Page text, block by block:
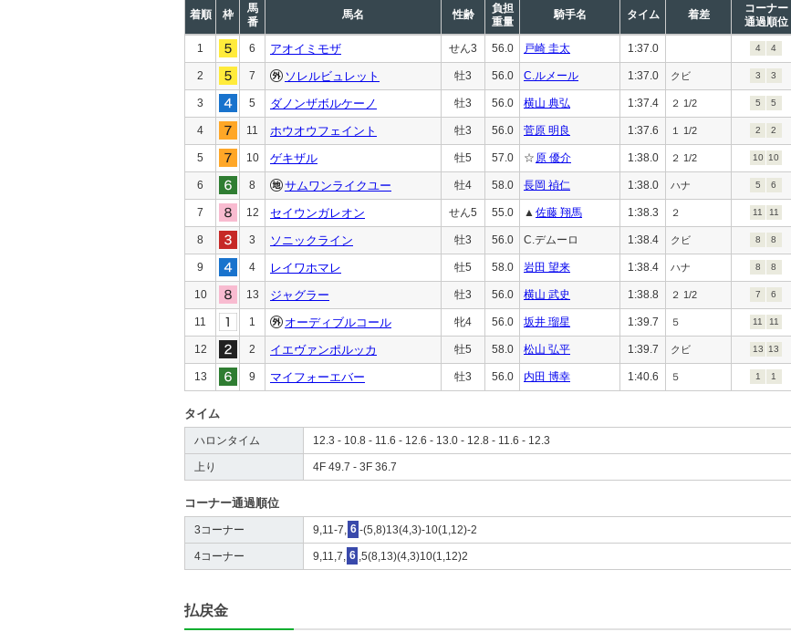
着順 枠
馬
番
馬名 性齢
負担
重量
騎手名 タイム 着差
コーナー
通過順位
1 6 アオイミモザ せん3 56.0 戸崎 圭太 1:37.0 4 4
2 7 ソレルビュレット 牡3 56.0 C.ルメール 1:37.0 クビ 3 3
3 5 ダノンザボルケーノ 牡3 56.0 横山 典弘 1:37.4 ２ 1/2 5 5
4 11 ホウオウフェイント 牡3 56.0 菅原 明良 1:37.6 １ 1/2 2 2
5 10 ゲキザル 牡5 57.0 ☆ 原 優介 1:38.0 ２ 1/2 10 10
6 8 サムワンライクユー 牡4 58.0 長岡 禎仁 1:38.0 ハナ 5 6
7 12 セイウンガレオン せん5 55.0 ▲ 佐藤 翔馬 1:38.3 ２ 11 11
8 3 ソニックライン 牡3 56.0 C.デムーロ 1:38.4 クビ 8 8
9 4 レイワホマレ 牡5 58.0 岩田 望来 1:38.4 ハナ 8 8
10 13 ジャグラー 牡3 56.0 横山 武史 1:38.8 ２ 1/2 7 6
11 1 オーディブルコール 牝4 56.0 坂井 瑠星 1:39.7 ５ 11 11
12 2 イエヴァンポルッカ 牡5 58.0 松山 弘平 1:39.7 クビ 13 13
13 9 マイフォーエバー 牡3 56.0 内田 博幸 1:40.6 ５ 1 1
タイム
ハロンタイム 12.3 - 10.8 - 11.6 - 12.6 - 13.0 - 12.8 - 11.6 - 12.3
上り 4F 49.7 - 3F 36.7
コーナー通過順位
3コーナー 9,11-7, 6 -(5,8)13(4,3)-10(1,12)-2
4コーナー 9,11,7, 6 ,5(8,13)(4,3)10(1,12)2
払戻金